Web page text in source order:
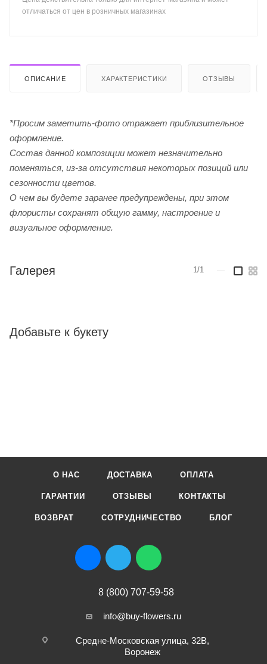
отличаться от цен в розничных магазинах
ОПИСАНИЕ ХАРАКТЕРИСТИКИ ОТЗЫВЫ
*Просим заметить-фото отражает приблизительное
оформление.
Cостав данной композиции может незначительно
поменяться, из-за отсутствия некоторых позиций или
сезонности цветов.
О чем вы будете заранее предупреждены, при этом
флористы сохранят общую гамму, настроение и
визуальное оформление.
Галерея 1/1
Добавьте к букету
О НАС ДОСТАВКА ОПЛАТА
ГАРАНТИИ ОТЗЫВЫ КОНТАКТЫ
ВОЗВРАТ СОТРУДНИЧЕСТВО БЛОГ
8 (800) 707-59-58
info@buy-flowers.ru
Средне-Московская улица, 32В,
Воронеж